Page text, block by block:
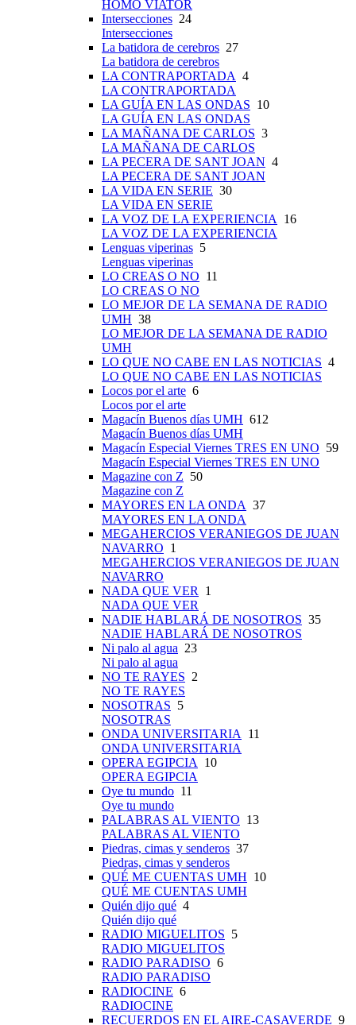
HOMO VIATOR
Intersecciones 24
Intersecciones
La batidora de cerebros 27
La batidora de cerebros
LA CONTRAPORTADA 4
LA CONTRAPORTADA
LA GUÍA EN LAS ONDAS 10
LA GUÍA EN LAS ONDAS
LA MAÑANA DE CARLOS 3
LA MAÑANA DE CARLOS
LA PECERA DE SANT JOAN 4
LA PECERA DE SANT JOAN
LA VIDA EN SERIE 30
LA VIDA EN SERIE
LA VOZ DE LA EXPERIENCIA 16
LA VOZ DE LA EXPERIENCIA
Lenguas viperinas 5
Lenguas viperinas
LO CREAS O NO 11
LO CREAS O NO
LO MEJOR DE LA SEMANA DE RADIO
UMH 38
LO MEJOR DE LA SEMANA DE RADIO
UMH
LO QUE NO CABE EN LAS NOTICIAS 4
LO QUE NO CABE EN LAS NOTICIAS
Locos por el arte 6
Locos por el arte
Magacín Buenos días UMH 612
Magacín Buenos días UMH
Magacín Especial Viernes TRES EN UNO 59
Magacín Especial Viernes TRES EN UNO
Magazine con Z 50
Magazine con Z
MAYORES EN LA ONDA 37
MAYORES EN LA ONDA
MEGAHERCIOS VERANIEGOS DE JUAN
NAVARRO 1
MEGAHERCIOS VERANIEGOS DE JUAN
NAVARRO
NADA QUE VER 1
NADA QUE VER
NADIE HABLARÁ DE NOSOTROS 35
NADIE HABLARÁ DE NOSOTROS
Ni palo al agua 23
Ni palo al agua
NO TE RAYES 2
NO TE RAYES
NOSOTRAS 5
NOSOTRAS
ONDA UNIVERSITARIA 11
ONDA UNIVERSITARIA
OPERA EGIPCIA 10
OPERA EGIPCIA
Oye tu mundo 11
Oye tu mundo
PALABRAS AL VIENTO 13
PALABRAS AL VIENTO
Piedras, cimas y senderos 37
Piedras, cimas y senderos
QUÉ ME CUENTAS UMH 10
QUÉ ME CUENTAS UMH
Quién dijo qué 4
Quién dijo qué
RADIO MIGUELITOS 5
RADIO MIGUELITOS
RADIO PARADISO 6
RADIO PARADISO
RADIOCINE 6
RADIOCINE
RECUERDOS EN EL AIRE-CASAVERDE 9